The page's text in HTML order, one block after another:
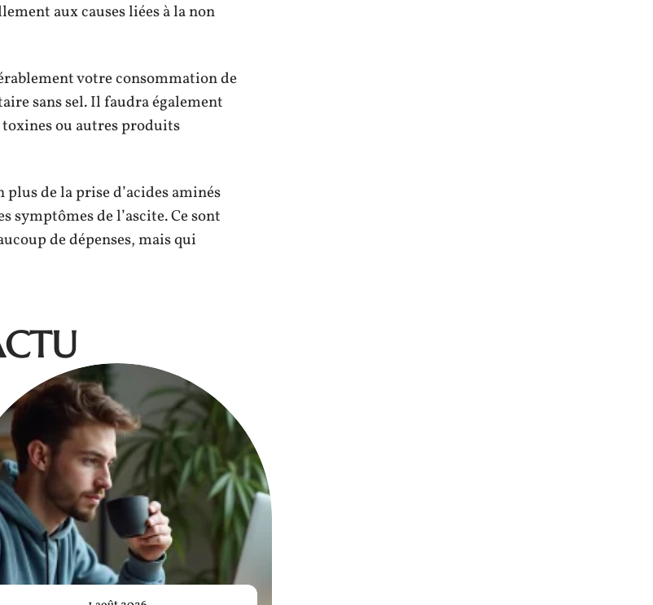
aux causes liées à la non
votre consommation de
sans sel. Il faudra également
ou autres produits
de la prise d’acides aminés
symptômes de l’ascite. Ce sont
de dépenses, mais qui